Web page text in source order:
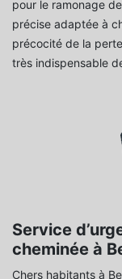
pour le ramonage
précise adaptée à
précocité de la
très indispensable
Service
cheminée à
Chers habitants à